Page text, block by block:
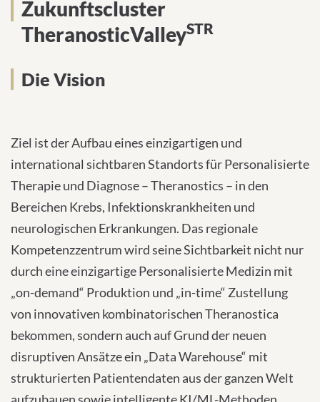
TheranosticValleySTR
Zukunftscluster
TheranosticValleySTR
Die Vision
Ziel ist der Aufbau eines einzigartigen und
international sichtbaren Standorts für Personalisierte
Therapie und Diagnose – Theranostics – in den
Bereichen Krebs, Infektionskrankheiten und
neurologischen Erkrankungen. Das regionale
Kompetenzzentrum wird seine Sichtbarkeit nicht nur
durch eine einzigartige Personalisierte Medizin mit
„on-demand“ Produktion und „in-time“ Zustellung
von innovativen kombinatorischen Theranostica
bekommen, sondern auch auf Grund der neuen
disruptiven Ansätze ein „Data Warehouse“ mit
strukturierten Patientendaten aus der ganzen Welt